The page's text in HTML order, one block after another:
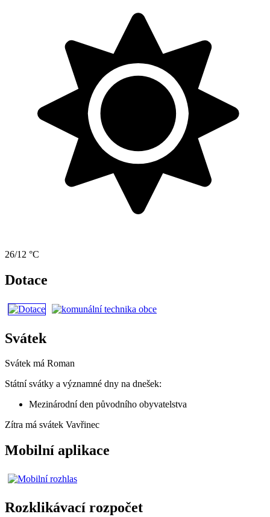
26/12 °C
Dotace
Svátek
Svátek má Roman
Státní svátky a významné dny na dnešek:
Mezinárodní den původního obyvatelstva
Zítra má svátek Vavřinec
Mobilní aplikace
Rozklikávací rozpočet